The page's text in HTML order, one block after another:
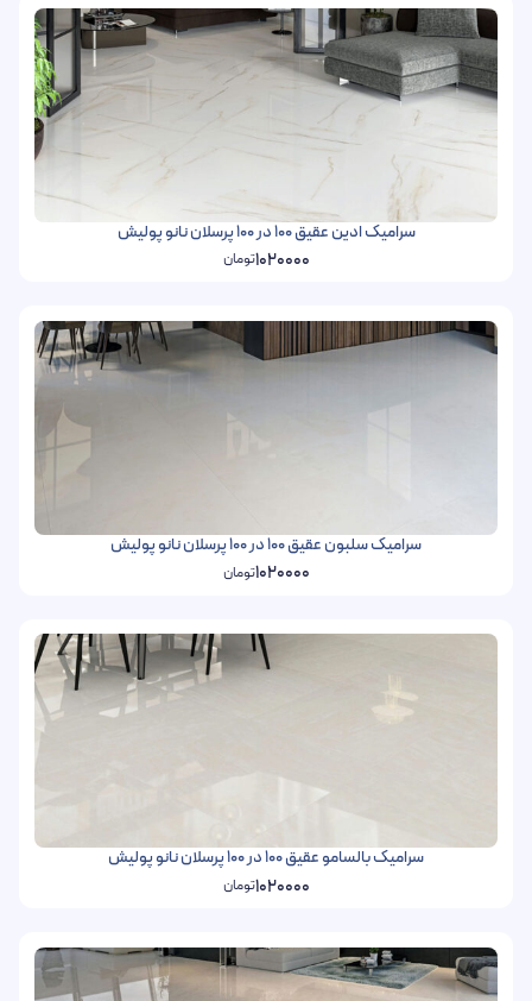
سرامیک ادین عقیق 100 در 100 پرسلان نانو پولیش
1020000تومان
سرامیک سلبون عقیق 100 در 100 پرسلان نانو پولیش
1020000تومان
سرامیک بالسامو عقیق 100 در 100 پرسلان نانو پولیش
1020000تومان